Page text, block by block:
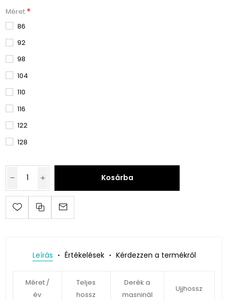
Méret *
86
92
98
104
110
116
122
128
Kosárba
Leírás Értékelések Kérdezzen a termékről
Méret /
év
Teljes
hossz
Derék a
masninál
Ujjhossz